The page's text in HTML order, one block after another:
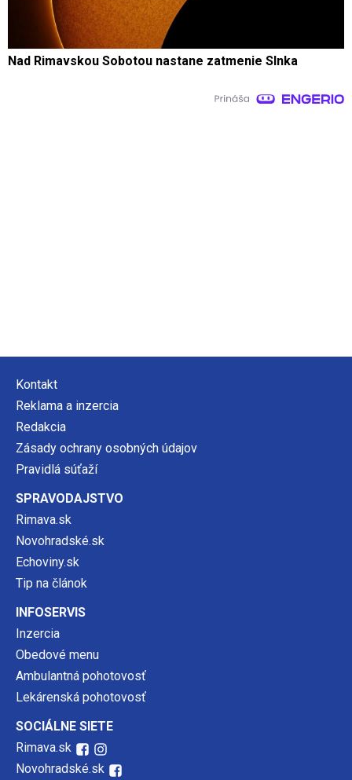
Nad Rimavskou Sobotou nastane zatmenie Slnka
Kontakt
Reklama a inzercia
Redakcia
Zásady ochrany osobných údajov
Pravidlá súťaží
SPRAVODAJSTVO
Rimava.sk
Novohradské.sk
Echoviny.sk
Tip na článok
INFOSERVIS
Inzercia
Obedové menu
Ambulantná pohotovosť
Lekárenská pohotovosť
SOCIÁLNE SIETE
Rimava.sk
Novohradské.sk